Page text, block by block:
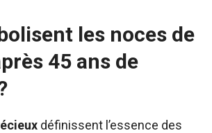
les noces de
45 ans de
définissent l’essence des